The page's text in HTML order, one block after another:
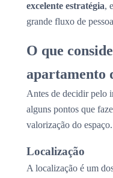
excelente estratégia,
grande fluxo de
O que
apartamento
Antes de decidir pelo
alguns pontos que
valorização do espaço.
Localização
A localização é um